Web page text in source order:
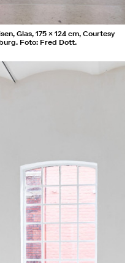
Glas, 175 × 124 cm, Courtesy
Foto: Fred Dott.